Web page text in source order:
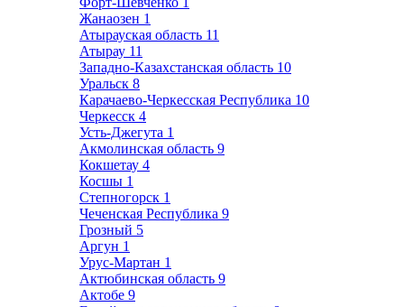
Жанаозен 1
Атырауская область 11
Атырау 11
Западно-Казахстанская область 10
Уральск 8
Карачаево-Черкесская Республика 10
Черкесск 4
Усть-Джегута 1
Акмолинская область 9
Кокшетау 4
Косшы 1
Степногорск 1
Чеченская Республика 9
Грозный 5
Аргун 1
Урус-Мартан 1
Актюбинская область 9
Актобе 9